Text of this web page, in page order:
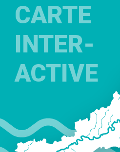
CARTE
INTER-
ACTIVE